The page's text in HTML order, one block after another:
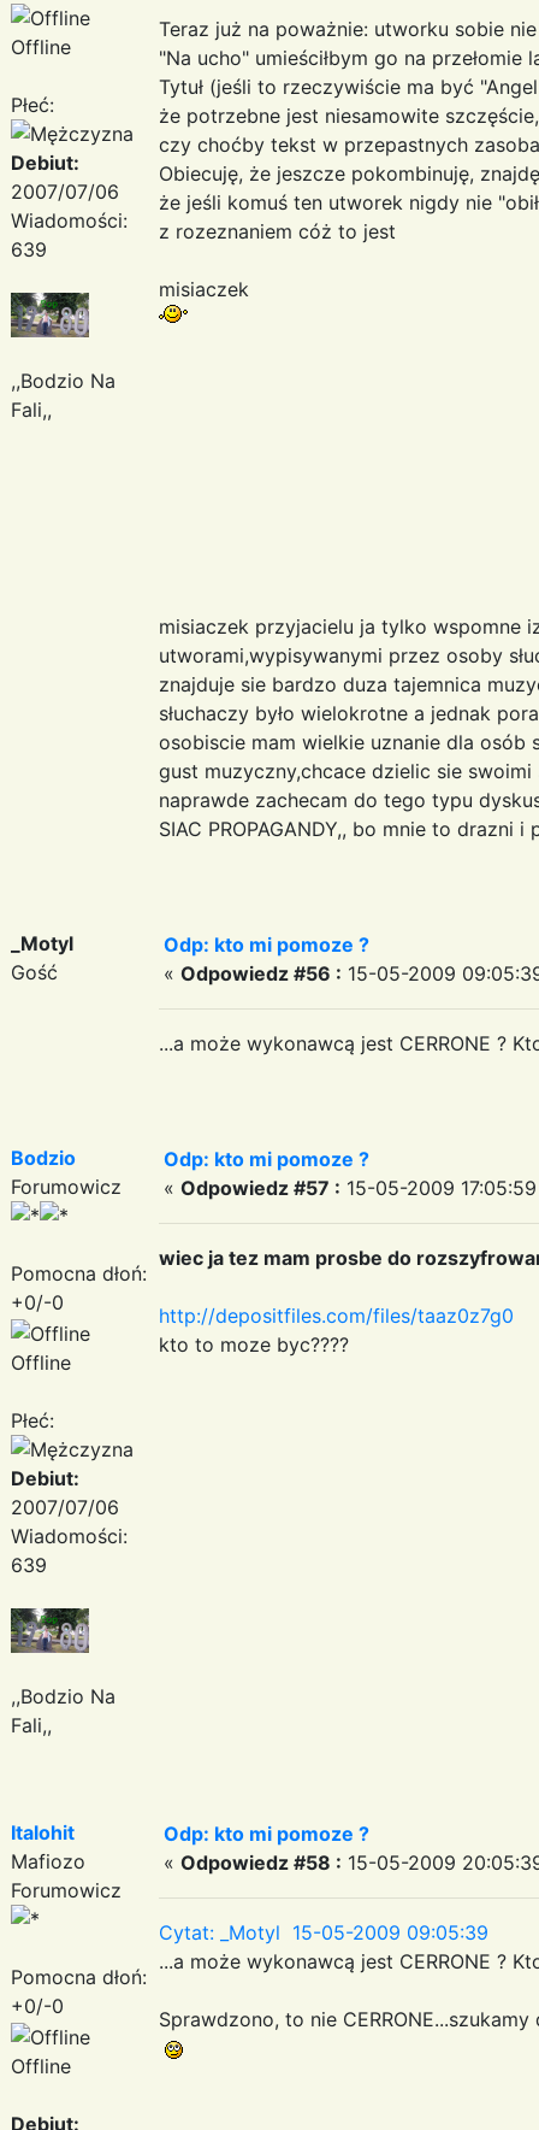
Offline
Płeć:
Debiut:
2007/07/06
Wiadomości:
639
,,Bodzio Na
Fali,,
Teraz już na poważnie: utworku sobie
"Na ucho" umieściłbym go na
Tytuł (jeśli to rzeczywiście ma być
że potrzebne jest niesamowite
czy choćby tekst w przepastnych
Obiecuję, że jeszcze pokombinuję,
że jeśli komuś ten utworek nigdy nie
z rozeznaniem cóż to jest
misiaczek
misiaczek przyjacielu ja tylko wspomne
utworami,wypisywanymi przez osoby
znajduje sie bardzo duza tajemnica
słuchaczy było wielokrotne a jednak
osobiscie mam wielkie uznanie dla
gust muzyczny,chcace dzielic sie
naprawde zachecam do tego typu
SIAC PROPAGANDY,, bo mnie to drazni
_Motyl
Gość
Odp: kto mi pomoze ?
« Odpowiedz #56 : 15-05-2009
...a może wykonawcą jest CERRONE ?
Bodzio
Forumowicz
Pomocna dłoń:
+0/-0
Offline
Płeć:
Debiut:
2007/07/06
Wiadomości:
639
,,Bodzio Na
Fali,,
Odp: kto mi pomoze ?
« Odpowiedz #57 : 15-05-2009
wiec ja tez mam prosbe do
http://depositfiles.com/files/taaz0z7g0
kto to moze byc????
Italohit
Mafiozo
Forumowicz
Pomocna dłoń:
+0/-0
Offline
Debiut:
Odp: kto mi pomoze ?
« Odpowiedz #58 : 15-05-2009
Cytat: _Motyl 15-05-2009 09:05:39
...a może wykonawcą jest CERRONE ?
Sprawdzono, to nie CERRONE...szukamy